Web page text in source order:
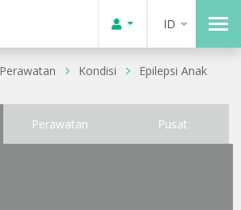
ID
Kondisi Epilepsi Anak
Perawatan Pusat